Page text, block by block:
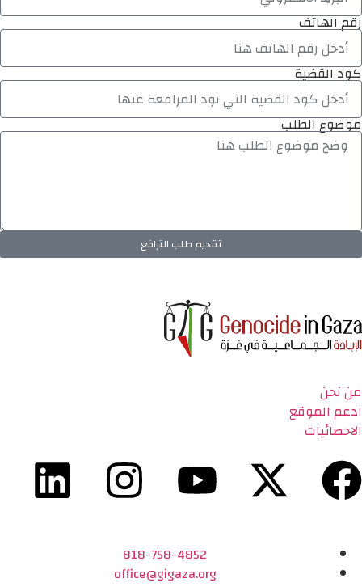
رقم الهاتف
كود القضية
موضوع الطلب
تقديم طلب الترافع
من نحن
ادعم الموقع
الاحصائيات
818-758-4852
office@gigaza.org